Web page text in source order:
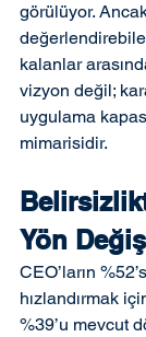
görülüyor. Ancak
kalanlar
vizyon değil;
uygulama
mimarisidir.
Yön
CEO’ların
hızlandırmak
%39’u mevcut